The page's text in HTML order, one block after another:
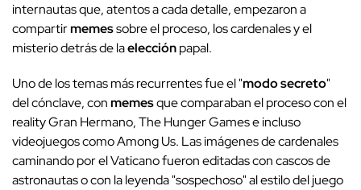
internautas que, atentos a cada detalle, empezaron a
compartirmemessobre el proceso, los cardenales y el
misterio detrás de laelecciónpapal.
Uno de los temas más recurrentes fue el "modo secreto"
del cónclave, conmemesque comparaban el proceso con el
reality Gran Hermano, The Hunger Games e incluso
videojuegos como Among Us. Las imágenes de cardenales
caminando por el Vaticano fueron editadas con cascos de
astronautas o con la leyenda "sospechoso" al estilo del juego